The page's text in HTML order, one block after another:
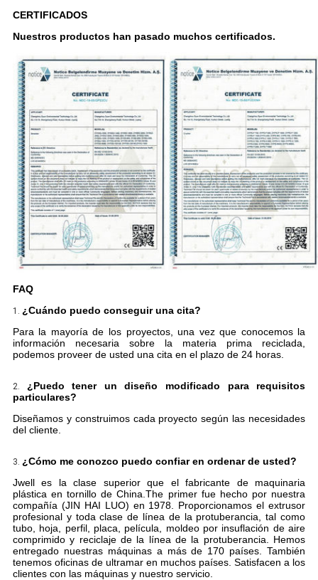
CERTIFICADOS
Nuestros productos han pasado muchos certificados.
FAQ
1. ¿Cuándo puedo conseguir una cita?
Para la mayoría de los proyectos, una vez que conocemos la
información necesaria sobre la materia prima reciclada,
podemos proveer de usted una cita en el plazo de 24 horas.
2.
¿Puedo tener un diseño modificado para requisitos
particulares?
Diseñamos y construimos cada proyecto según las necesidades
del cliente.
3. ¿Cómo me conozco puedo confiar en ordenar de usted?
Jwell es la clase superior que el fabricante de maquinaria
plástica en tornillo de China.The primer fue hecho por nuestra
compañía (JIN HAI LUO) en 1978. Proporcionamos el extrusor
profesional y toda clase de línea de la protuberancia, tal como
tubo, hoja, perfil, placa, película, moldeo por insuflación de aire
comprimido y reciclaje de la línea de la protuberancia. Hemos
entregado nuestras máquinas a más de 170 países. También
tenemos oficinas de ultramar en muchos países. Satisfacen a los
clientes con las máquinas y nuestro servicio.